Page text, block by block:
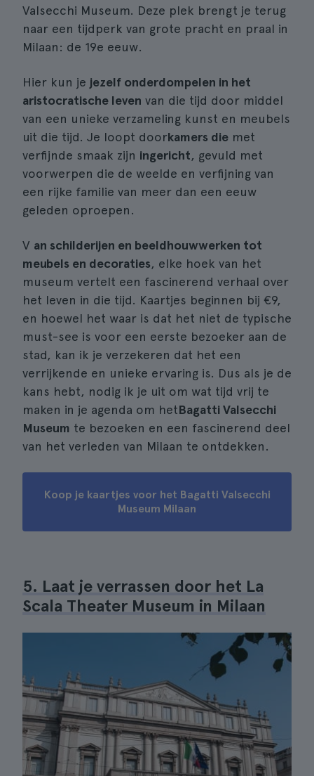
Valsecchi Museum. Deze plek brengt je terug
naar een tijdperk van grote pracht en praal in
Milaan: de 19e eeuw.
Hier kun je jezelf onderdompelen in het
aristocratische leven van die tijd door middel
van een unieke verzameling kunst en meubels
uit die tijd. Je loopt doorkamers die met
verfijnde smaak zijn ingericht, gevuld met
voorwerpen die de weelde en verfijning van
een rijke familie van meer dan een eeuw
geleden oproepen.
V an schilderijen en beeldhouwwerken tot
meubels en decoraties, elke hoek van het
museum vertelt een fascinerend verhaal over
het leven in die tijd. Kaartjes beginnen bij €9,
en hoewel het waar is dat het niet de typische
must-see is voor een eerste bezoeker aan de
stad, kan ik je verzekeren dat het een
verrijkende en unieke ervaring is. Dus als je de
kans hebt, nodig ik je uit om wat tijd vrij te
maken in je agenda om hetBagatti Valsecchi
Museum te bezoeken en een fascinerend deel
van het verleden van Milaan te ontdekken.
Koop je kaartjes voor het Bagatti Valsecchi
Museum Milaan
5. Laat je verrassen door het La
Scala Theater Museum in Milaan